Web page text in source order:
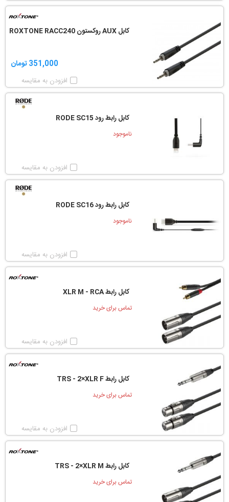
کابل AUX روکستون ROXTONE RACC240
351,000 تومان
افزودن به مقایسه
کابل رابط رود RODE SC15
ناموجود
افزودن به مقایسه
کابل رابط رود RODE SC16
ناموجود
افزودن به مقایسه
کابل رابط XLR M - RCA
تماس برای خرید
افزودن به مقایسه
کابل رابط TRS - 2×XLR F
تماس برای خرید
افزودن به مقایسه
کابل رابط TRS - 2×XLR M
تماس برای خرید